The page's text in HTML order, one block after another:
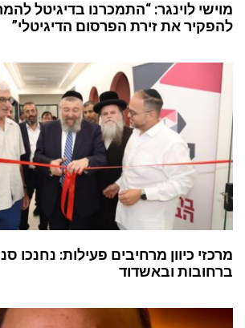
מוישי לוינגר: “התמכרנו בדיגיטל
להפקיר את זירת הפרסום הדיגיטלי”
מרכזי כיוון מרחיבים פעילות: נחנכו
ברחובות ובאשדוד